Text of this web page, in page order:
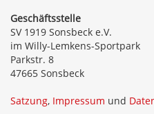
Geschäftsstelle
SV 1919 Sonsbeck e.V.
im Willy-Lemkens-Sportpark
Parkstr. 8
47665 Sonsbeck
Satzung, Impressum und